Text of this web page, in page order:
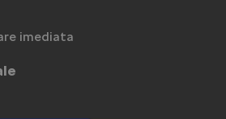
imediata